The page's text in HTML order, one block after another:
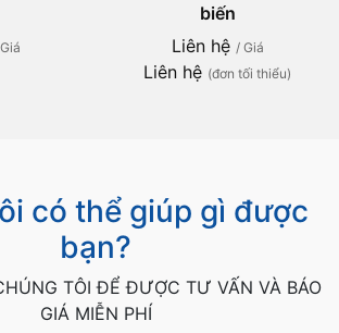
biến
Liên hệ / Giá
Liên hệ (đơn tối thiểu)
có thể giúp gì được
bạn?
TÔI ĐỂ ĐƯỢC TƯ VẤN VÀ BÁO
GIÁ MIỄN PHÍ